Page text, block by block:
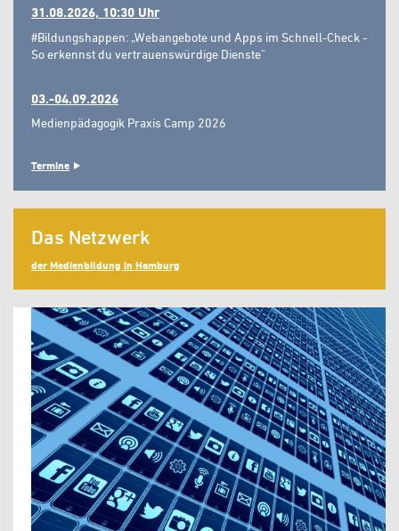
31.08.2026, 10:30 Uhr
#Bildungshappen: „Webangebote und Apps im Schnell-Check -
So erkennst du vertrauenswürdige Dienste"
03.-04.09.2026
Medienpädagogik Praxis Camp 2026
Termine
Das Netzwerk
der Medienbildung in Hamburg